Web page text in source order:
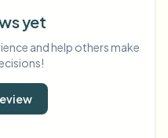
yet
and help others make